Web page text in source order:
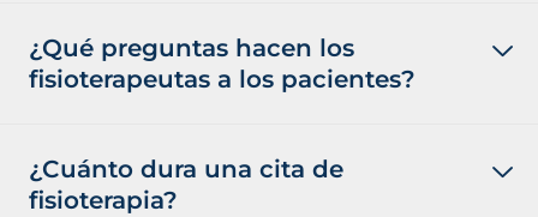
¿Qué preguntas hacen los
fisioterapeutas a los pacientes?
¿Cuánto dura una cita de
fisioterapia?